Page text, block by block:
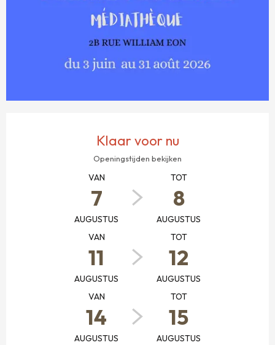
Klaar voor nu
Openingstijden bekijken
VAN
7
AUGUSTUS
TOT
8
AUGUSTUS
VAN
11
AUGUSTUS
TOT
12
AUGUSTUS
VAN
14
AUGUSTUS
TOT
15
AUGUSTUS